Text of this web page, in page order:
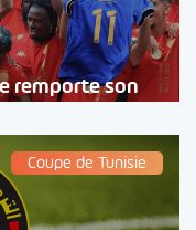
remporte son
Coupe de Tunisie